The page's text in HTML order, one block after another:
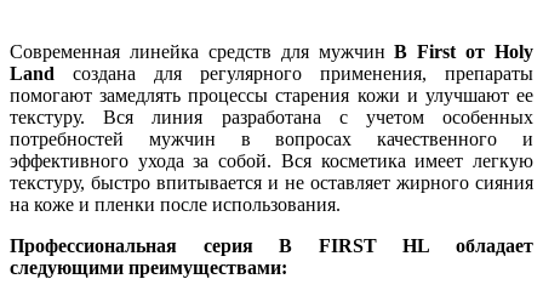
Современная линейка средств для мужчинB First от Holy
Land создана для регулярного применения, препараты
помогают замедлять процессы старения кожи и улучшают ее
текстуру. Вся линия разработана с учетом особенных
потребностей мужчин в вопросах качественного и
эффективного ухода за собой. Вся косметика имеет легкую
текстуру, быстро впитывается и не оставляет жирного сияния
на коже и пленки после использования.
Профессиональная серия B FIRST HL обладает
следующими преимуществами: